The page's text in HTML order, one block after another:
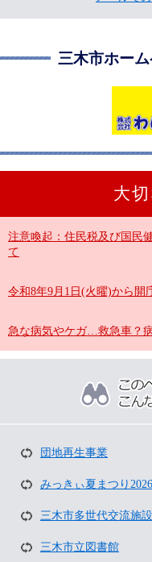
三木市ホーム
大
注意喚起：住民税及び国民
て
令和8年9月1日(火曜)から開
急な病気やケガ…救急車？病
団地再生事業
みっきぃ夏まつり
三木市多世代交流施
三木市立図書館